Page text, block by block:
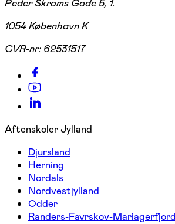
Peder Skrams Gade 5, 1.
1054 København K
CVR-nr: 62531517
Aftenskoler Jylland
Djursland
Herning
Nordals
Nordvestjylland
Odder
Randers-Favrskov-